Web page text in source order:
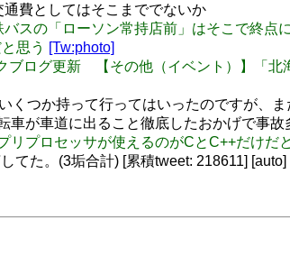
費としてはそこまででないか
バスの「ローソン常持店前」はそこで終
思う [Tw:photo]
ブログ更新 【その他（イベント）】「
くつか持って行ってはいったのですが、
車が車道に出ること徹底したおかげで事
リプロセッサが使えるのがCとC++だけだ
てた。(3垢合計) [累積tweet: 218611] [auto]